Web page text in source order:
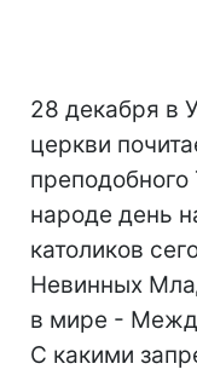
28 декабря в
церкви
преподобного
народе день
католиков
Невинных
в мире -
С какими